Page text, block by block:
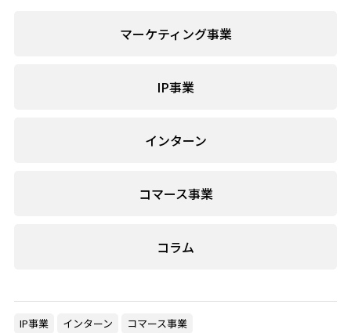
マーケティング事業
IP事業
インターン
コマース事業
コラム
IP事業 インターン
コマース事業